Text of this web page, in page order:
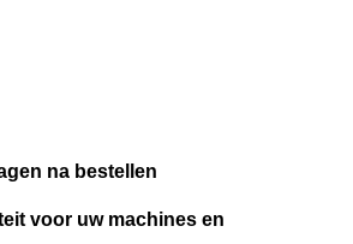
na bestellen
voor uw machines en